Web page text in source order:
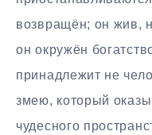
возвращён; он жив,
он окружён
принадлежит не
змею, который
чудесного